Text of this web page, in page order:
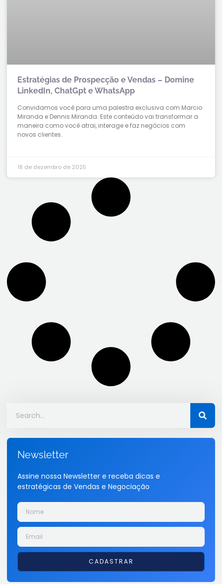
Estratégias de Prospecção e Vendas – Domine
LinkedIn, ChatGpt e WhatsApp
Convidamos você para uma palestra exclusiva com Marcio
Miranda e Dennis Miranda. Este conteúdo vai transformar a
maneira como você atrai, interage e faz negócios com
novos clientes.
18 de dezembro de 2025
Newsletter
Assine nossa Newsletter e receba dicas e
estratégicas de Vendas e Negociação
CADASTRAR